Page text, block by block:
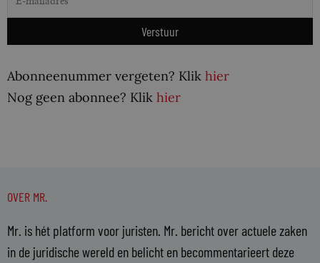
Abonneenummer vergeten? Klik hier
Nog geen abonnee? Klik hier
OVER MR.
Mr. is hét platform voor juristen. Mr. bericht over actuele zaken
in de juridische wereld en belicht en becommentarieert deze